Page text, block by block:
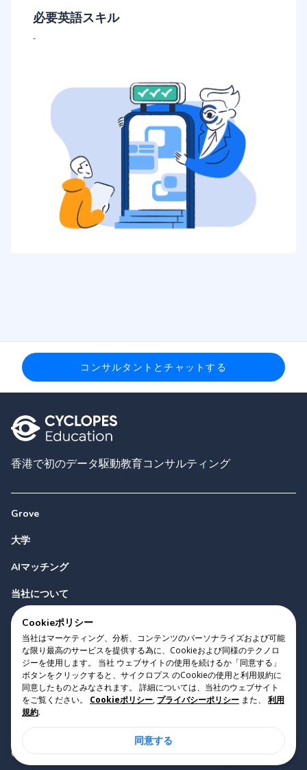
必要英語スキル
-
コンサルタントとチャットする
香港で初のデータ駆動教育コンサルティング
Grove
大学
AIマッチング
当社について
お問い合わせ
Copyright 2023 Cyclopes® • v0.31.0
Cookieポリシー • プライバシーポリシー • 利用規約
Suite 2807, 28/F, Tower 2, Times Square, 1 Matheson Street,
Causeway Bay, Hong Kong
Cookieポリシー
当社はマーケティング、分析、コンテンツのパーソナライズおよび可能
な限り最高のサービスを提供する為に、Cookieおよび同様のテクノロ
ジーを使用します。 当社 ウェブサイトの使用を続けるか「同意する」
ボタンをクリックすると、サイクロプス のCookieの使用と利用規約に
同意したものとみなされます。 詳細については、当社のウェブサイト
をご覧ください。
Cookieポリシー, プライバシーポリシー また、
利用
規約.
同意する